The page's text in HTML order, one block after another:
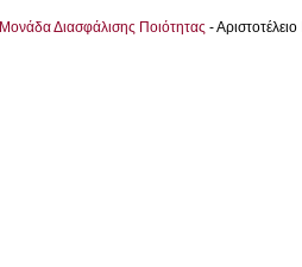
Μονάδα Διασφάλισης Ποιότητας -